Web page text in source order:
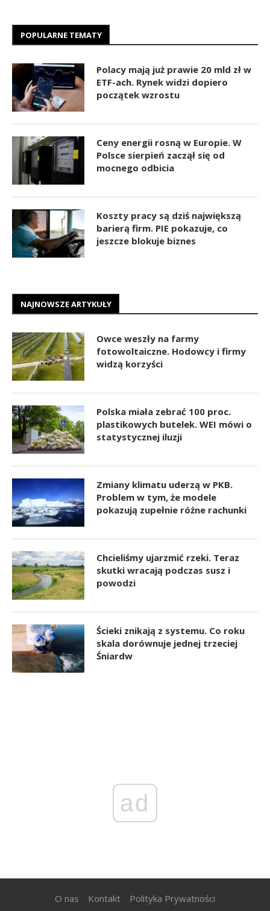
POPULARNE TEMATY
Polacy mają już prawie 20 mld zł w
ETF-ach. Rynek widzi dopiero
początek wzrostu
Ceny energii rosną w Europie. W
Polsce sierpień zaczął się od
mocnego odbicia
Koszty pracy są dziś największą
barierą firm. PIE pokazuje, co
jeszcze blokuje biznes
NAJNOWSZE ARTYKUŁY
Owce weszły na farmy
fotowoltaiczne. Hodowcy i firmy
widzą korzyści
Polska miała zebrać 100 proc.
plastikowych butelek. WEI mówi o
statystycznej iluzji
Zmiany klimatu uderzą w PKB.
Problem w tym, że modele
pokazują zupełnie różne rachunki
Chcieliśmy ujarzmić rzeki. Teraz
skutki wracają podczas susz i
powodzi
Ścieki znikają z systemu. Co roku
skala dorównuje jednej trzeciej
Śniardw
ad
O nas Kontakt Polityka Prywatności